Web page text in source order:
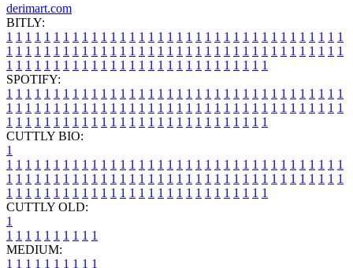
derimart.com
BITLY:
1 1 1 1 1 1 1 1 1 1 1 1 1 1 1 1 1 1 1 1 1 1 1 1 1 1 1 1 1 1 1 1 1 1 1 1
1 1 1 1 1 1 1 1 1 1 1 1 1 1 1 1 1 1 1 1 1 1 1 1 1 1 1 1 1 1 1 1 1 1 1 1
1 1 1 1 1 1 1 1 1 1 1 1 1 1 1 1 1 1 1 1 1 1 1 1 1 1 1 1
SPOTIFY:
1 1 1 1 1 1 1 1 1 1 1 1 1 1 1 1 1 1 1 1 1 1 1 1 1 1 1 1 1 1 1 1 1 1 1 1
1 1 1 1 1 1 1 1 1 1 1 1 1 1 1 1 1 1 1 1 1 1 1 1 1 1 1 1 1 1 1 1 1 1 1 1
1 1 1 1 1 1 1 1 1 1 1 1 1 1 1 1 1 1 1 1 1 1 1 1 1 1 1 1
CUTTLY BIO:
1
1 1 1 1 1 1 1 1 1 1 1 1 1 1 1 1 1 1 1 1 1 1 1 1 1 1 1 1 1 1 1 1 1 1 1 1
1 1 1 1 1 1 1 1 1 1 1 1 1 1 1 1 1 1 1 1 1 1 1 1 1 1 1 1 1 1 1 1 1 1 1 1
1 1 1 1 1 1 1 1 1 1 1 1 1 1 1 1 1 1 1 1 1 1 1 1 1 1 1 1
CUTTLY OLD:
1
1 1 1 1 1 1 1 1 1 1
MEDIUM:
1 1 1 1 1 1 1 1 1 1